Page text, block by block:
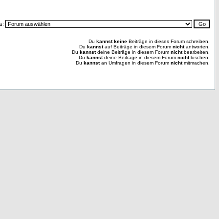
Du kannst keine Beiträge in dieses Forum schreiben.
Du kannstauf Beiträge in diesem Forum nichtantworten.
Du kannstdeine Beiträge in diesem Forum nichtbearbeiten.
Du kannstdeine Beiträge in diesem Forum nichtlöschen.
Du kannstan Umfragen in diesem Forum nichtmitmachen.